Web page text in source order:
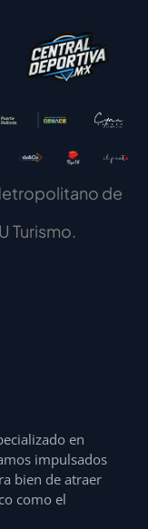
de
Turismo.
en
impulsados
bien de atraer
como el